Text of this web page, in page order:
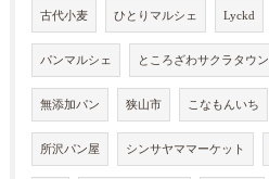
古代小麦 ひとりマルシェ Lyckd
パンマルシェ ところざわサクラタウン
無添加パン 狭山市 こなもんいち
所沢パン屋 シンサヤママーケット